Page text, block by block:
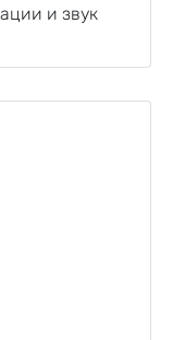
и звук